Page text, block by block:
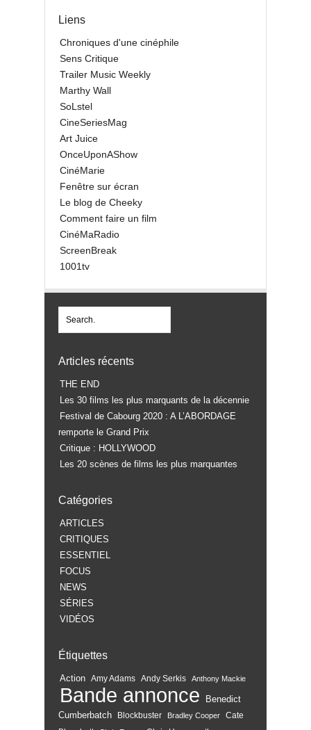
Liens
Chroniques d'une cinéphile
Sens Critique
Trailer Music Weekly
Marthy Wall
SoLstel
CineSeriesMag
Art Juice
OnceUponAShow
CinéMarie
Fenêtre sur écran
Le blog de Cheeky
Comment faire un film
CinéMaRadio
ScreenBreak
1001tv
Articles récents
THE END
Les 30 films les plus marquants de la décennie
Festival de Cabourg 2020 : A L’ABORDAGE
remporte le Grand Prix
Critique : HOLLYWOOD
Les 20 scènes de films les plus marquantes
Catégories
ARTICLES
CRITIQUES
ESSENTIEL
FOCUS
NEWS
SÉRIES
VIDÉOS
Étiquettes
Action Amy Adams Andy Serkis Anthony Mackie
Bande annonce
Benedict
Cumberbatch
Blockbuster Bradley Cooper
Cate